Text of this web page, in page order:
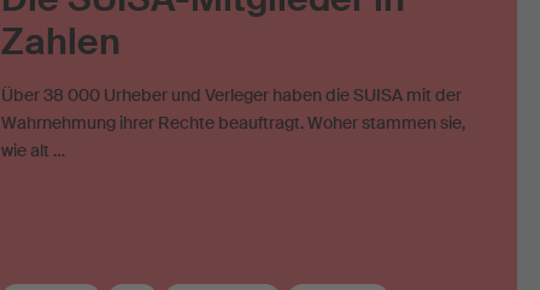
Zahlen
Über 38 000 Urheber und Verleger haben die SUISA mit der
Wahrnehmung ihrer Rechte beauftragt. Woher stammen sie,
wie alt …